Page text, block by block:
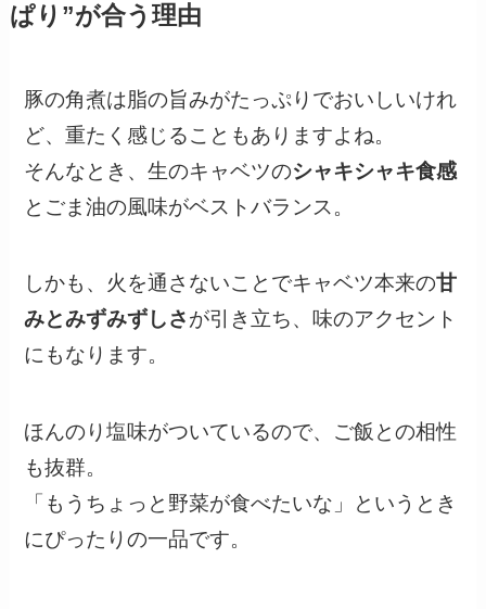
ぱり”が合う理由
豚の角煮は脂の旨みがたっぷりでおいしいけれ
ど、重たく感じることもありますよね。
そんなとき、生のキャベツのシャキシャキ食感
とごま油の風味がベストバランス。
しかも、火を通さないことでキャベツ本来の甘
みとみずみずしさが引き立ち、味のアクセント
にもなります。
ほんのり塩味がついているので、ご飯との相性
も抜群。
「もうちょっと野菜が食べたいな」というとき
にぴったりの一品です。